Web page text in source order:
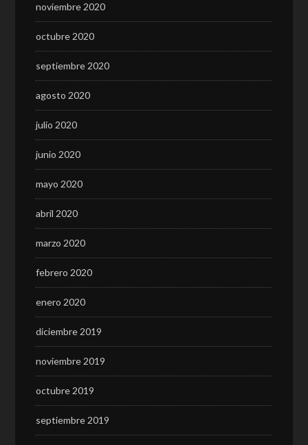
noviembre 2020
octubre 2020
septiembre 2020
agosto 2020
julio 2020
junio 2020
mayo 2020
abril 2020
marzo 2020
febrero 2020
enero 2020
diciembre 2019
noviembre 2019
octubre 2019
septiembre 2019